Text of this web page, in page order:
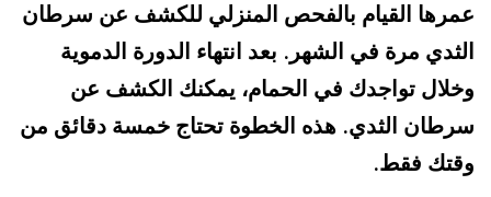
عمرها القيام بالفحص المنزلي للكشف عن سرطان
الثدي مرة في الشهر . بعد انتهاء الدورة الدموية
وخلال تواجدك في الحمام، يمكنك الكشف عن
سرطان الثدي. هذه الخطوة تحتاج خمسة دقائق من
وقتك فقط.